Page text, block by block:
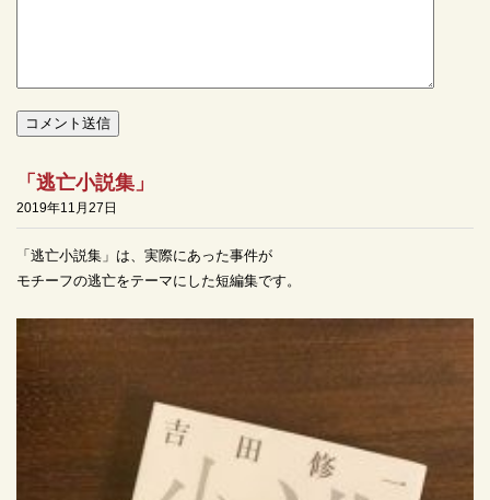
「逃亡小説集」
2019年11月27日
「逃亡小説集」は、実際にあった事件が
モチーフの逃亡をテーマにした短編集です。